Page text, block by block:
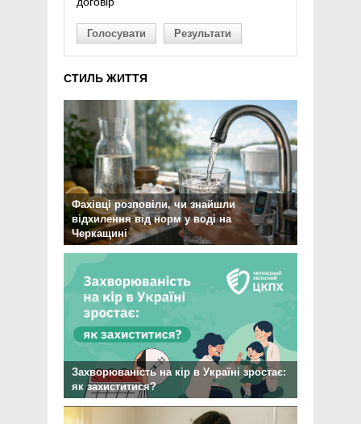
Голосувати Результати
СТИЛЬ ЖИТТЯ
Фахівці розповіли, чи знайшли
відхилення від норм у воді на
Черкащині
Захворюваність на кір в Україні зростає:
як захиститися?